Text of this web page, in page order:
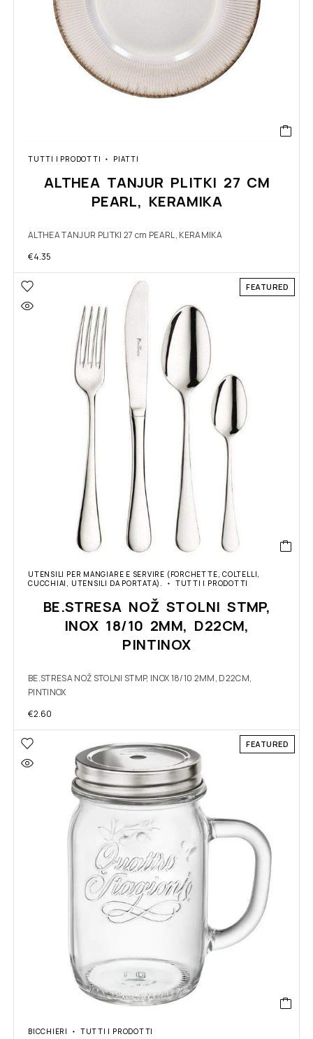
TUTTI I PRODOTTI PIATTI
ALTHEA TANJUR PLITKI 27 CM
PEARL, KERAMIKA
ALTHEA TANJUR PLITKI 27 cm PEARL, KERAMIKA
€4.35
FEATURED
UTENSILI PER MANGIARE E SERVIRE (FORCHETTE, COLTELLI,
CUCCHIAI, UTENSILI DA PORTATA).
TUTTI I PRODOTTI
BE.STRESA NOŽ STOLNI STMP,
INOX 18/10 2MM, D22CM,
PINTINOX
BE.STRESA NOŽ STOLNI STMP, INOX 18/10 2MM, D22CM,
PINTINOX
€2.60
FEATURED
BICCHIERI TUTTI I PRODOTTI